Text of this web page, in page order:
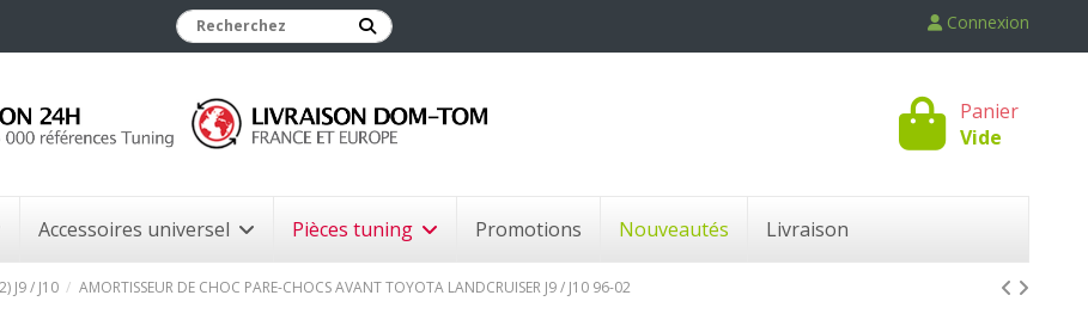
Connexion
Panier
Vide
Accessoires universel Pièces tuning Promotions Nouveautés Livraison
J9 / J10 AMORTISSEUR DE CHOC PARE-CHOCS AVANT TOYOTA LANDCRUISER J9 / J10 96-02